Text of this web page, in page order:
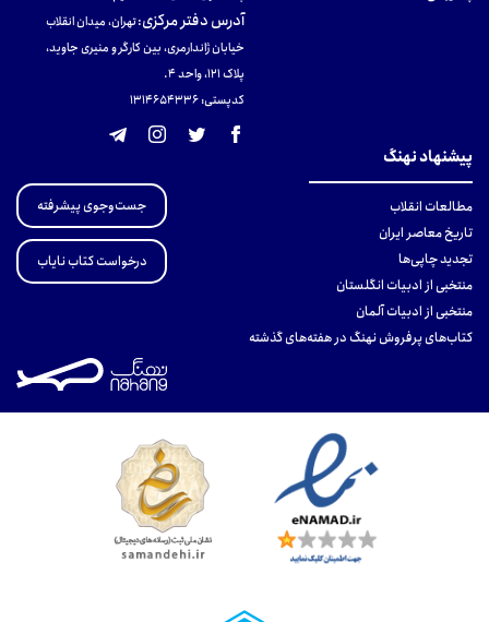
آدرس دفتر مرکزی:تهران، میدان انقلاب
خیابان ژاندارمری، بین کارگر و منیری جاوید،
پلاک 121، واحد ۴.
کدپستی: 131465433۶
پیشنهاد نهنگ
مطالعات انقلاب
تاریخ معاصر ایران
تجدید چاپی‌ها
منتخبی از ادبیات انگلستان
منتخبی از ادبیات آلمان
کتاب‌های پرفروش نهنگ در هفته‌های گذشته
جست‌وجوی پیشرفته
درخواست کتاب نایاب